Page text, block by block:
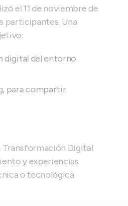
el 11 de noviembre de
participantes. Una
digital del entorno
para compartir
Transformación Digital
y experiencias
o tecnológica